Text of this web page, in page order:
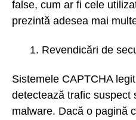
false, cum ar fi cele
prezintă adesea mai
Revendicări de
Sistemele CAPTCHA
detectează trafic suspect
malware. Dacă o pagină